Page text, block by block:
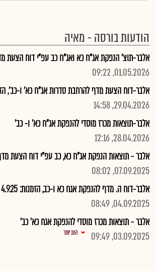
הודעות בורסה - מאיה
אלבר-תוצ' הנפקת אג"ח כא ואג"ח כב עפ"י דוח הצעת מדף מ-
01.05.2026, 09:22
אלבר-דוח הצעת מדף להרחבת סדרות אג"ח כא' ו-כב', הזמנות
29.04.2026, 14:58
אלבר-תוצאות מכרז מוסדי להנפקת אג"ח כא' ו- כב'
28.04.2026, 12:16
אלבר - תוצאות הנפקת אג"ח כא, כב עפ"י דוח הצעת מדף
07.09.2025, 08:02
אלבר-דוח ה. מדף להנפקת אגח כא ו-כב, הזמנות: 4.9.25
04.09.2025, 08:49
אלבר - תוצאות מכרז מוסדי להנפקת אגח כא' כב'
03.09.2025, 09:49
הצג יותר